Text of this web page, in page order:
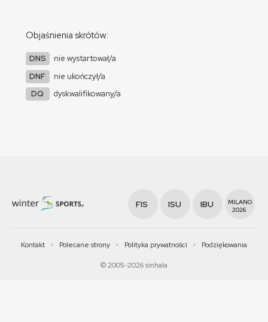
Objaśnienia skrótów:
DNS
nie wystartował/a
DNF
nie ukończył/a
DQ
dyskwalifikowany/a
FIS ISU IBU
MILANO
2026
© 2005-2026 sinhala
Kontakt Polecane strony Polityka prywatności Podziękowania